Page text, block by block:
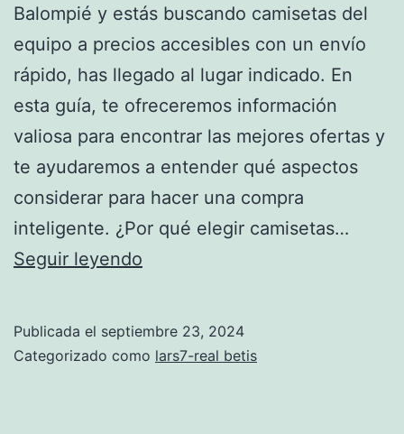
Balompié y estás buscando camisetas del
equipo a precios accesibles con un envío
rápido, has llegado al lugar indicado. En
esta guía, te ofreceremos información
valiosa para encontrar las mejores ofertas y
te ayudaremos a entender qué aspectos
considerar para hacer una compra
inteligente. ¿Por qué elegir camisetas…
Seguir leyendo
baratas
Publicada el septiembre 23, 2024
Categorizado como lars7-real betis